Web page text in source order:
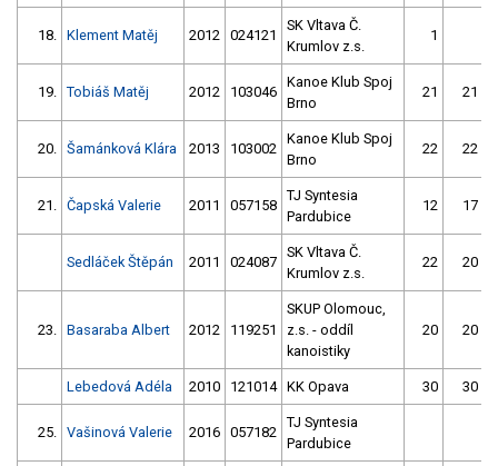
18. Klement Matěj 2012 024121
SK Vltava Č.
Krumlov z.s.
1
19. Tobiáš Matěj 2012 103046
Kanoe Klub Spoj
Brno
21 21
20. Šamánková Klára 2013 103002
Kanoe Klub Spoj
Brno
22 22
21. Čapská Valerie 2011 057158
TJ Syntesia
Pardubice
12 17
Sedláček Štěpán 2011 024087
SK Vltava Č.
Krumlov z.s.
22 20
23. Basaraba Albert 2012 119251
SKUP Olomouc,
z.s. - oddíl
kanoistiky
20 20
Lebedová Adéla 2010 121014 KK Opava 30 30
25. Vašinová Valerie 2016 057182
TJ Syntesia
Pardubice